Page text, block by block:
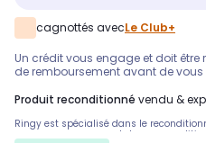
cagnottés avecLe Club+
Un crédit vous engage et doit être
de remboursement avant de
produit reconditionné vendu &
Ringy est spécialisé dans le
vous propose ce smartphone